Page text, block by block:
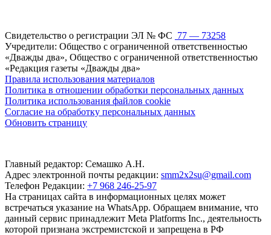
Свидетельство о регистрации ЭЛ № ФС 77 — 73258
Учредители: Общество с ограниченной ответственностью
«Дважды два», Общество с ограниченной ответственностью
«Редакция газеты «Дважды два»
Правила использования материалов
Политика в отношении обработки персональных данных
Политика использования файлов cookie
Согласие на обработку персональных данных
Обновить страницу
Главный редактор: Семашко А.Н.
Адрес электронной почты редакции: smm2x2su@gmail.com
Телефон Редакции: +7 968 246-25-97
На страницах сайта в информационных целях может
встречаться указание на WhatsApp. Обращаем внимание, что
данный сервис принадлежит Meta Platforms Inc., деятельность
которой признана экстремистской и запрещена в РФ